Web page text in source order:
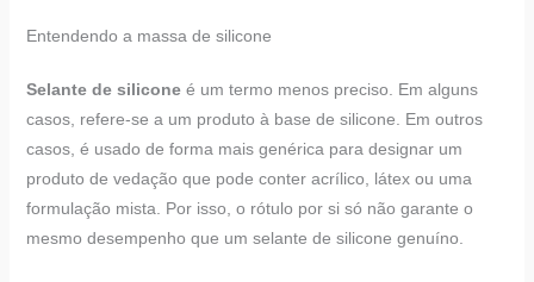
Entendendo a massa de silicone
Selante de siliconeé um termo menos preciso. Em alguns
casos, refere-se a um produto à base de silicone. Em outros
casos, é usado de forma mais genérica para designar um
produto de vedação que pode conter acrílico, látex ou uma
formulação mista. Por isso, o rótulo por si só não garante o
mesmo desempenho que um selante de silicone genuíno.